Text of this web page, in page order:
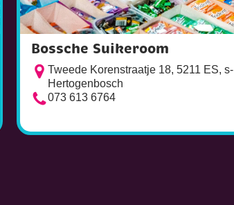
Bossche Suikeroom
Tweede Korenstraatje 18, 5211 ES, s-
Hertogenbosch
073 613 6764